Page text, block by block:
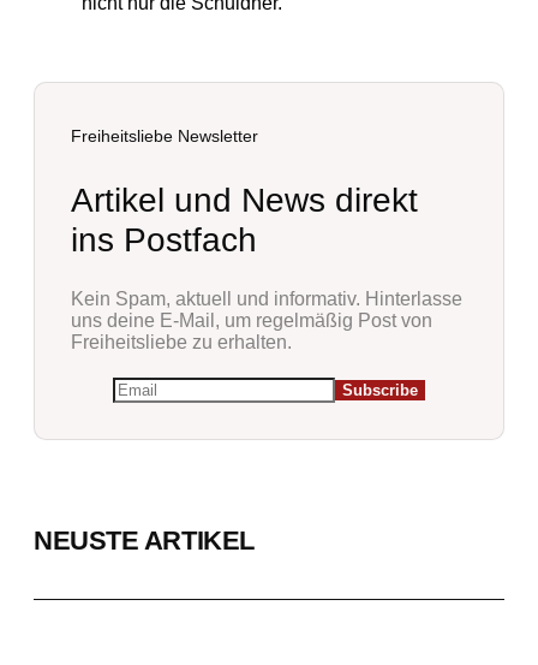
Freiheitsliebe Newsletter
Artikel und News direkt
ins Postfach
Kein Spam, aktuell und informativ. Hinterlasse
uns deine E-Mail, um regelmäßig Post von
Freiheitsliebe zu erhalten.
NEUSTE ARTIKEL